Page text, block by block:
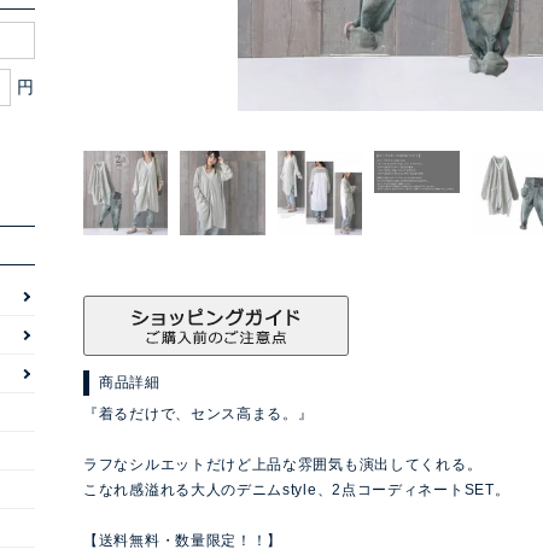
商品詳細
『着るだけで、センス高まる。』
ラフなシルエットだけど上品な雰囲気も演出してくれる。
こなれ感溢れる大人のデニムstyle、2点コーディネートSET。
【送料無料・数量限定！！】